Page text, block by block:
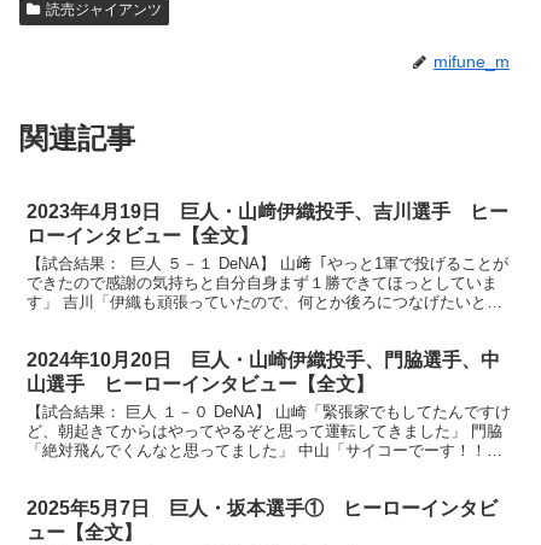
読売ジャイアンツ
mifune_m
関連記事
2023年4月19日 巨人・山﨑伊織投手、吉川選手 ヒー
ローインタビュー【全文】
【試合結果： 巨人 ５－１ DeNA】 山﨑「やっと1軍で投げることが
できたので感謝の気持ちと自分自身まず１勝できてほっとしていま
す」 吉川「伊織も頑張っていたので、何とか後ろにつなげたいとい
2024年10月20日 巨人・山崎伊織投手、門脇選手、中
山選手 ヒーローインタビュー【全文】
【試合結果： 巨人 １－０ DeNA】 山崎「緊張家でもしてたんですけ
ど、朝起きてからはやってやるぞと思って運転してきました」 門脇
「絶対飛んでくんなと思ってました」 中山「サイコーでーす！！」
2025年5月7日 巨人・坂本選手① ヒーローインタビ
ュー【全文】